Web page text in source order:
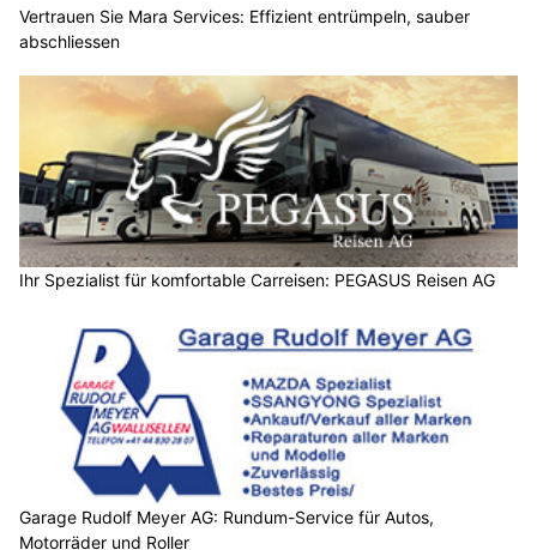
Vertrauen Sie Mara Services: Effizient entrümpeln, sauber
abschliessen
Ihr Spezialist für komfortable Carreisen: PEGASUS Reisen AG
Garage Rudolf Meyer AG: Rundum-Service für Autos,
Motorräder und Roller